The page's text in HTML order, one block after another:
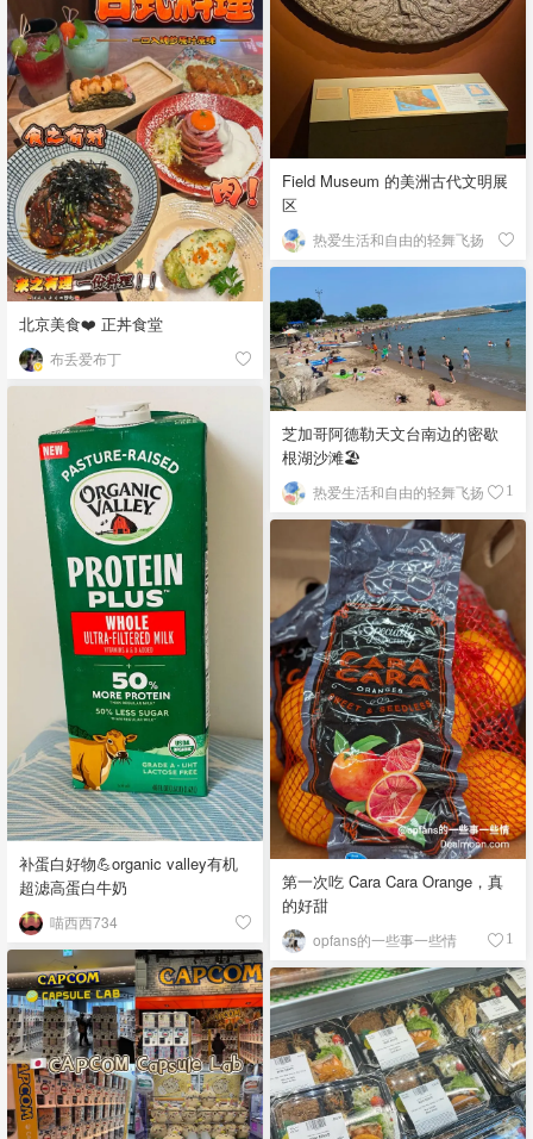
Field Museum 的美洲古代文明展
区
热爱生活和自由的轻舞飞扬
北京美食❤️ 正丼食堂
布丢爱布丁
芝加哥阿德勒天文台南边的密歇
根湖沙滩🏖️
热爱生活和自由的轻舞飞扬 1
补蛋白好物💪organic valley有机
超滤高蛋白牛奶
喵西西734
第一次吃 Cara Cara Orange，真
的好甜
opfans的一些事一些情 1